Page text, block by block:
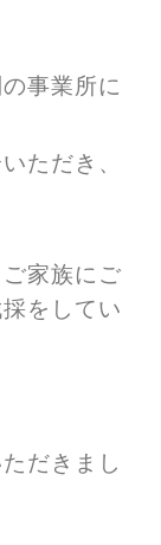
事業所に
ただき、
家族にご
をしてい
だきまし